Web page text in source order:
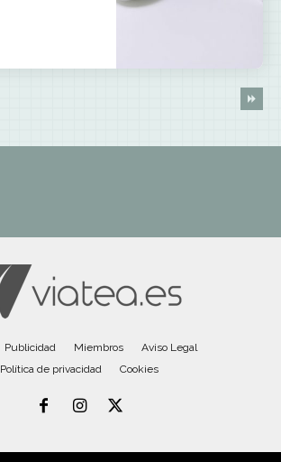
Publicidad Miembros
Aviso Legal
Política de privacidad
Cookies